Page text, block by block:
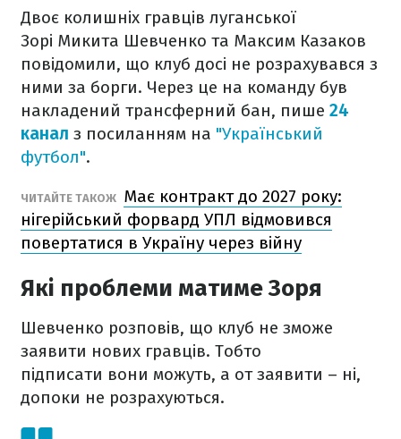
Двоє колишніх гравців луганської
Зорі Микита Шевченко та Максим Казаков
повідомили, що клуб досі не розрахувався з
ними за борги. Через це на команду був
накладений трансферний бан, пише 24
канал з посиланням на "Український
футбол".
ЧИТАЙТЕ ТАКОЖ Має контракт до 2027 року:
нігерійський форвард УПЛ відмовився
повертатися в Україну через війну
Які проблеми матиме Зоря
Шевченко розповів, що клуб не зможе
заявити нових гравців. Тобто
підписати вони можуть, а от заявити – ні,
допоки не розрахуються.